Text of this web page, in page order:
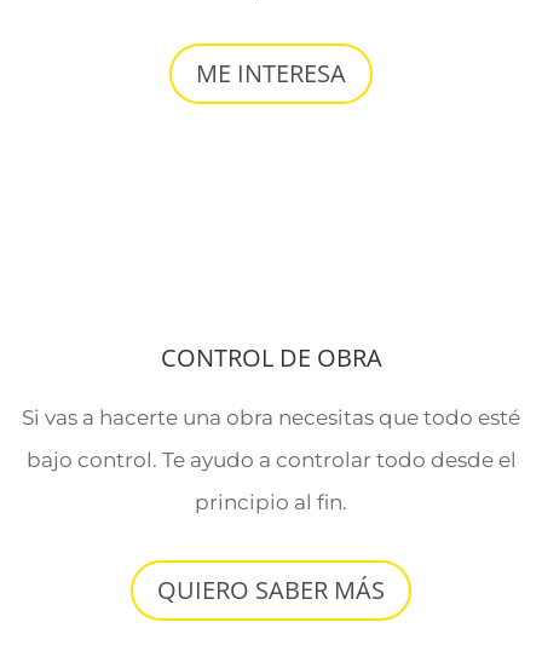
ME INTERESA
CONTROL DE OBRA
Si vas a hacerte una obra necesitas que todo esté
bajo control. Te ayudo a controlar todo desde el
principio al fin.
QUIERO SABER MÁS